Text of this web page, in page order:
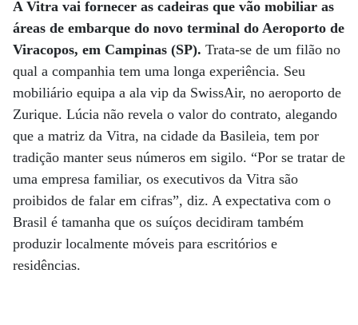
A Vitra vai fornecer as cadeiras que vão mobiliar as
áreas de embarque do novo terminal do Aeroporto de
Viracopos, em Campinas (SP). Trata-se de um filão no
qual a companhia tem uma longa experiência. Seu
mobiliário equipa a ala vip da SwissAir, no aeroporto de
Zurique. Lúcia não revela o valor do contrato, alegando
que a matriz da Vitra, na cidade da Basileia, tem por
tradição manter seus números em sigilo. “Por se tratar de
uma empresa familiar, os executivos da Vitra são
proibidos de falar em cifras”, diz. A expectativa com o
Brasil é tamanha que os suíços decidiram também
produzir localmente móveis para escritórios e
residências.